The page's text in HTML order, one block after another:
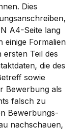
Dies
A4-Seite lang
einige Formalien
ersten Teil des
die des
sowie
Bewerbung als
falsch zu
Bewerbungs-
nachschauen,